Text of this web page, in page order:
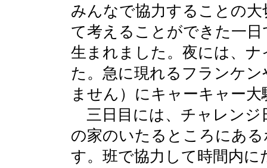
みんなで協力することの
て考えることができた一
生まれました。夜には、
た。急に現れるフランケ
ません）にキャーキャー
三日目には、チャレンジ
の家のいたるところにあ
す。班で協力して時間内